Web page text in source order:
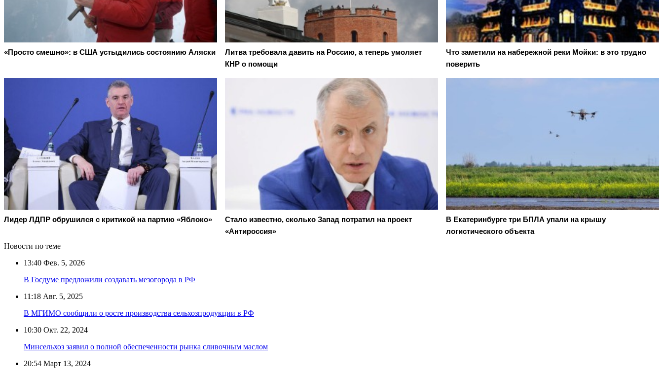
«Просто смешно»: в США устыдились состоянию Аляски
Литва требовала давить на Россию, а теперь умоляет
КНР о помощи
Что заметили на набережной реки Мойки: в это трудно
поверить
Лидер ЛДПР обрушился с критикой на партию «Яблоко»
Стало известно, сколько Запад потратил на проект
«Антироссия»
В Екатеринбурге три БПЛА упали на крышу
логистического объекта
Новости по теме
13:40 Фев. 5, 2026
В Госдуме предложили создавать мезогорода в РФ
11:18 Авг. 5, 2025
В МГИМО сообщили о росте производства сельхозпродукции в РФ
10:30 Окт. 22, 2024
Минсельхоз заявил о полной обеспеченности рынка сливочным маслом
20:54 Март 13, 2024